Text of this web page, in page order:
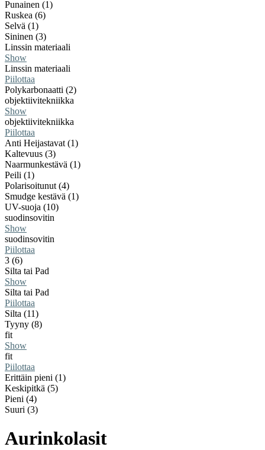
Punainen (1)
Ruskea (6)
Selvä (1)
Sininen (3)
Linssin materiaali
Show
Linssin materiaali
Piilottaa
Polykarbonaatti (2)
objektiivitekniikka
Show
objektiivitekniikka
Piilottaa
Anti Heijastavat (1)
Kaltevuus (3)
Naarmunkestävä (1)
Peili (1)
Polarisoitunut (4)
Smudge kestävä (1)
UV-suoja (10)
suodinsovitin
Show
suodinsovitin
Piilottaa
3 (6)
Silta tai Pad
Show
Silta tai Pad
Piilottaa
Silta (11)
Tyyny (8)
fit
Show
fit
Piilottaa
Erittäin pieni (1)
Keskipitkä (5)
Pieni (4)
Suuri (3)
Aurinkolasit